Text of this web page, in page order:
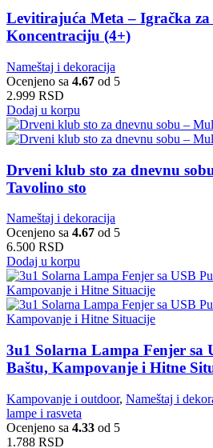
Levitirajuća Meta – Igračka za
Koncentraciju (4+)
Nameštaj i dekoracija
Ocenjeno sa 4.67 od 5
2.999 RSD
Dodaj u korpu
Drveni klub sto za dnevnu
Tavolino sto
Nameštaj i dekoracija
Ocenjeno sa 4.67 od 5
6.500 RSD
Dodaj u korpu
3u1 Solarna Lampa Fenjer sa
Baštu, Kampovanje i Hitne
Kampovanje i outdoor, Nameštaj i
lampe i rasveta
Ocenjeno sa 4.33 od 5
1.788 RSD